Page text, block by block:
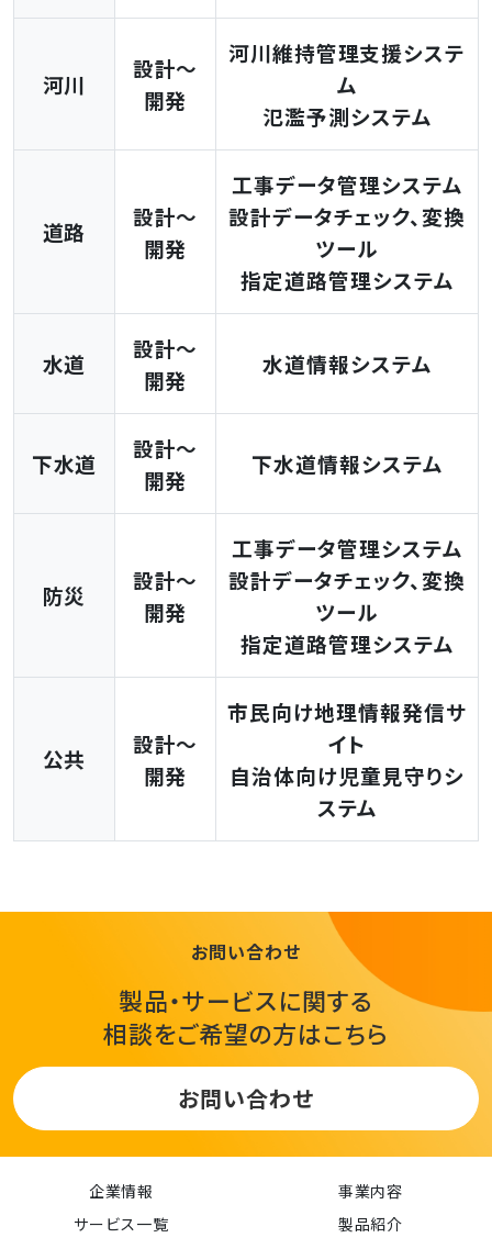
河川
設計～
開発
河川維持管理支援システ
ム
氾濫予測システム
道路
設計～
開発
工事データ管理システム
設計データチェック、変換
ツール
指定道路管理システム
水道
設計～
開発
水道情報システム
下水道
設計～
開発
下水道情報システム
防災
設計～
開発
工事データ管理システム
設計データチェック、変換
ツール
指定道路管理システム
公共
設計～
開発
市民向け地理情報発信サ
イト
自治体向け児童見守りシ
ステム
お問い合わせ
製品・サービスに関する
相談をご希望の方はこちら
お問い合わせ
企業情報
サービス一覧
事業内容
製品紹介